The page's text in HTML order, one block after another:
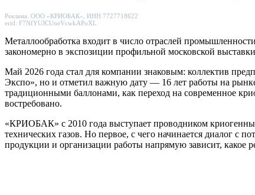
Реклама. ООО «КРИОБАК», ИНН 7727718622
erid: F7NfYUJCUneVcwkAPoXL
Металлообработка входит в число отраслей
закономерно в экспозиции профильной московской
Май 2026 года стал для компании знаковым: коллектив
Экспо», но и отметил важную дату — 16 лет работы на
традиционными баллонами, как переход на современное
востребовано.
«КРИОБАК» с 2010 года выступает проводником
технических газов. Но первое, с чего начинается диалог с
продукции и организации работы напрямую зависит, какое